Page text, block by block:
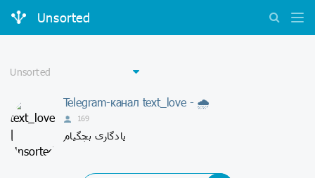
Unsorted
Telegram-канал text_love - 🌧
169
یادگاری بچگیام